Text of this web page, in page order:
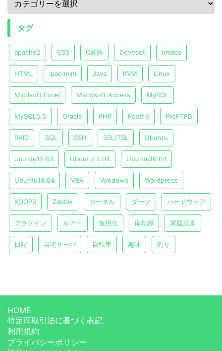
タグ
apache2 CSS C言語 Dovecot emacs
HTML ipad mini Java KVM Linux
Micrlsoft Excel Microsoft Access MySQL
MySQL5.5 Oracle PHP Postfix ProFTPD
RAID SQL SSH SSL/TSL Ubuntu
ubuntu12.04 Ubuntu14.04 Ubuntu16.04
Ubuntu18.04 VBA Windows Wordpress
XOOPS Zabbix カーネル ダーツ ハードウェア
プラグイン ルアー 仮想化 備忘録 家庭菜園
日記 自宅サーバ 自転車 趣味 釣り
HOME
特定商取引法に基づく表記
利用規約
プライバシーポリシー